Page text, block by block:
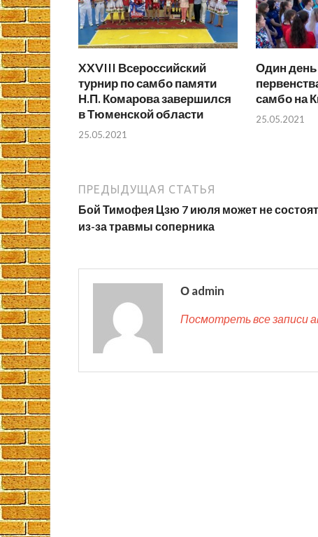
XXVIII Всероссийский
турнир по самбо памяти
Н.П. Комарова завершился
в Тюменской области
25.05.2021
Один день
самбо на
25.05.2021
ПРЕДЫДУЩАЯ СТАТЬЯ
Бой Тимофея Цзю 7 июля может не
из-за травмы соперника
О admin
Посмотреть все записи